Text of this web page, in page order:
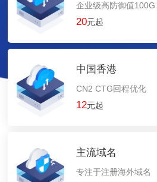
企业级高防御值100G
20元起
中国香港
CN2 CTG回程优化
12元起
主流域名
专注于注册海外域名